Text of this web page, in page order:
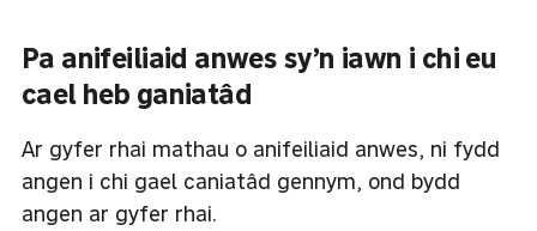
Pa anifeiliaid anwes sy’n iawn i chi eu
cael heb ganiatâd
Ar gyfer rhai mathau o anifeiliaid anwes, ni fydd
angen i chi gael caniatâd gennym, ond bydd
angen ar gyfer rhai.